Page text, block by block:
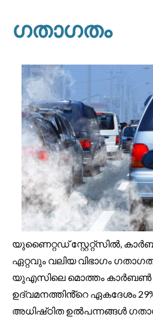
ഗതാഗതം
യുണൈറ്റഡ് സ്റ്റേറ്റ്സിൽ,
ഏറ്റവും വലിയ വിഭാഗം
യുഎസിലെ മൊത്തം
ഉദ്‌വമനത്തിൻ്റെ ഏകദേശം
അധിഷ്‌ഠിത ഉൽപന്നങ്ങൾ